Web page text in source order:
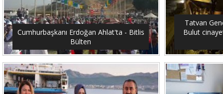
Cumhurbaşkanı Erdoğan Ahlat'ta - Bitlis
Bülten
Tatvan
Bulut